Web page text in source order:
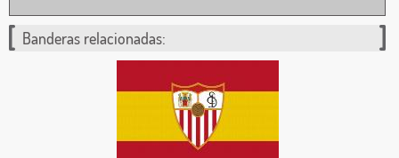
Banderas relacionadas: